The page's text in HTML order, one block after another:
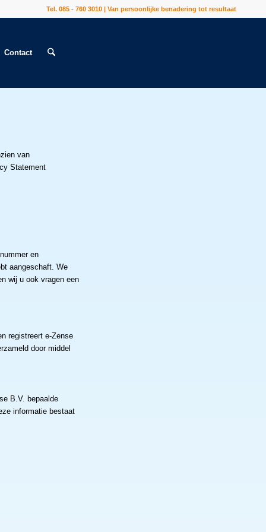
Tel. 085 - 760 3010 | Van persoonlijke benadering tot resultaat
Contact
van
Statement
en
aangeschaft. We
wij u ook vragen een
registreert e-Zense
door middel
B.V. bepaalde
informatie bestaat